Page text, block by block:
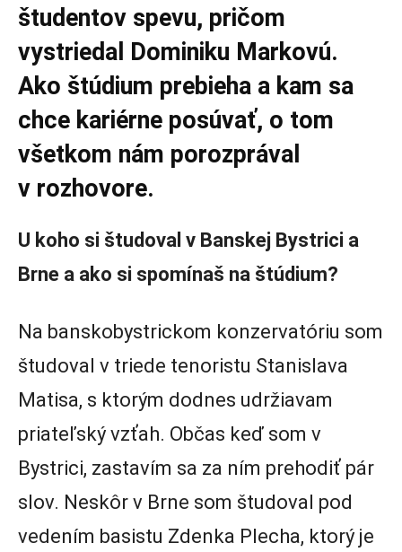
študentov spevu, pričom
vystriedal Dominiku Markovú.
Ako štúdium prebieha a kam sa
chce kariérne posúvať, o tom
všetkom nám porozprával
v rozhovore.
U koho si študoval v Banskej Bystrici a
Brne a ako si spomínaš na štúdium?
Na banskobystrickom konzervatóriu som
študoval v triede tenoristu Stanislava
Matisa, s ktorým dodnes udržiavam
priateľský vzťah. Občas keď som v
Bystrici, zastavím sa za ním prehodiť pár
slov. Neskôr v Brne som študoval pod
vedením basistu Zdenka Plecha, ktorý je